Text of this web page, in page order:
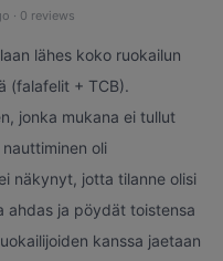
· 0 reviews
lähes koko ruokailun
(falafelit + TCB).
jonka mukana ei tullut
oli
näkynyt, jotta tilanne olisi
ahdas ja pöydät toistensa
kanssa jaetaan